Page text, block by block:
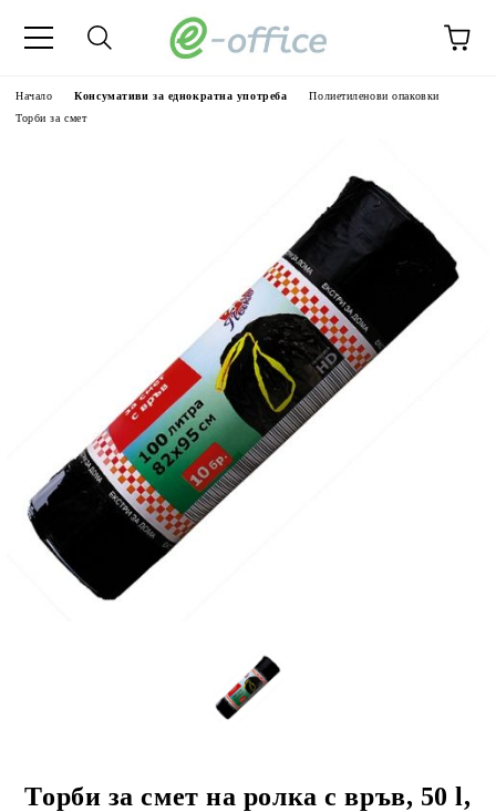
Начало Консумативи за еднократна употреба
Полиетиленови опаковки
Торби за смет
Торби за смет на ролка с връв, 50 l,